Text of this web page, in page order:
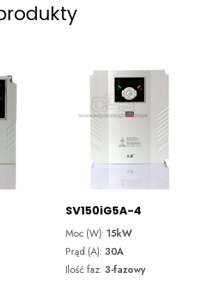
SV150iG5A-4
Moc (W):15kW
Prąd (A): 30A
Ilość faz: 3-fazowy